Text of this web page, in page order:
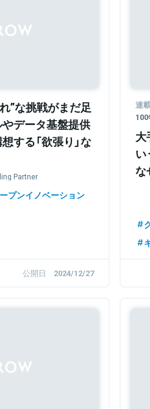
”な挑戦がまだ足
データ基盤提供
する「欲張り」な
島の構想とは
Partner
プンイノベーション
公開日 2024/12/27
連
大
い
な